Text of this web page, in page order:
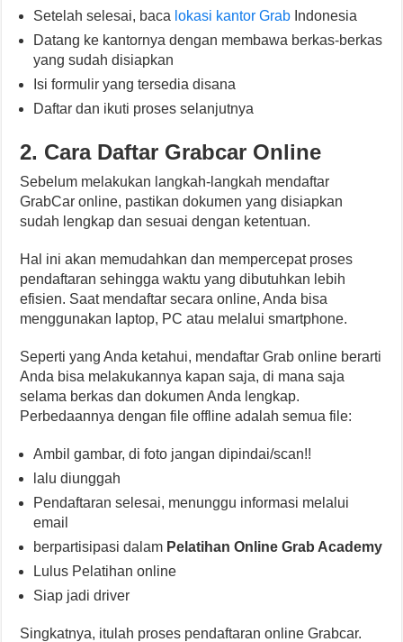
Setelah selesai, baca lokasi kantor Grab Indonesia
Datang ke kantornya dengan membawa berkas-berkas
yang sudah disiapkan
Isi formulir yang tersedia disana
Daftar dan ikuti proses selanjutnya
2. Cara Daftar Grabcar Online
Sebelum melakukan langkah-langkah mendaftar
GrabCar online, pastikan dokumen yang disiapkan
sudah lengkap dan sesuai dengan ketentuan.
Hal ini akan memudahkan dan mempercepat proses
pendaftaran sehingga waktu yang dibutuhkan lebih
efisien. Saat mendaftar secara online, Anda bisa
menggunakan laptop, PC atau melalui smartphone.
Seperti yang Anda ketahui, mendaftar Grab online berarti
Anda bisa melakukannya kapan saja, di mana saja
selama berkas dan dokumen Anda lengkap.
Perbedaannya dengan file offline adalah semua file:
Ambil gambar, di foto jangan dipindai/scan!!
lalu diunggah
Pendaftaran selesai, menunggu informasi melalui
email
berpartisipasi dalam Pelatihan Online Grab Academy
Lulus Pelatihan online
Siap jadi driver
Singkatnya, itulah proses pendaftaran online Grabcar.